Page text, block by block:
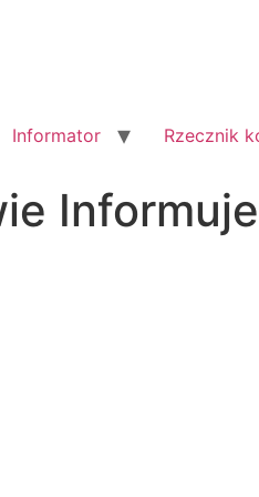
Informator Rzecznik
Informuje